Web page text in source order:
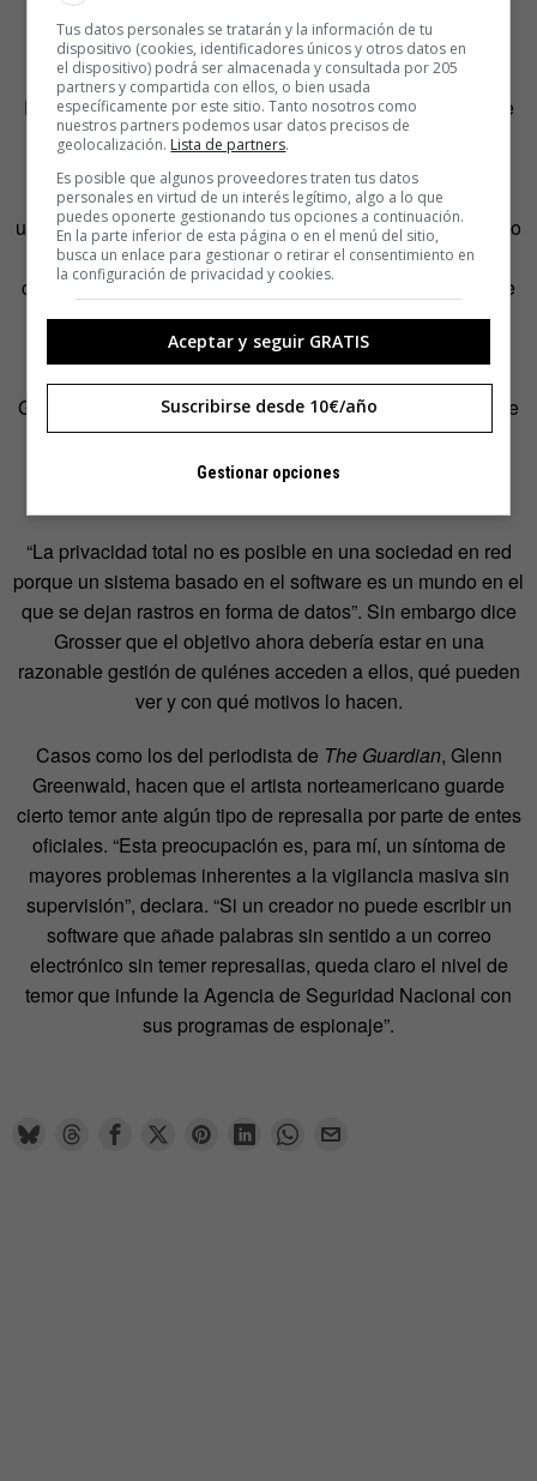
El funcionamiento del software del artista estadounidense
se basa en elprocesamiento de lenguajes naturales
partir de un texto fuente original:
Farenheit 451
Bradbury. La generación del texto trampa comienza con
una identificación de los sustantivos y los verbos en el texto
original y los sustituye por “alternativas atemorizantes
correctamente formateadas y conjugadas”. A partir de este
texto intermedio, ScareMail genera un mensaje final
totalmente diferente del basado en el libro de Bradbury y
que todavía contiene las palabras señuelo para PRISM.
Grosser aclara que, dado que no existe una lista ‘oficial’ de
términos clave, se ha basado en la utilizada por el
Departamento de Seguridad Nacional en su rastreo de
“La privacidad total no es posible en una sociedad en red
porque un sistema basado en el software es un mundo en el
que se dejan rastros en forma de datos”. Sin embargo dice
Grosser que el objetivo ahora debería estar en una
razonable gestión de quiénes acceden a ellos, qué pueden
ver y con qué motivos lo hacen.
Casos como los del periodista de The Guardian, Glenn
Greenwald, hacen que el artista norteamericano guarde
cierto temor ante algún tipo de represalia por parte de entes
oficiales. “Esta preocupación es, para mí, un síntoma de
mayores problemas inherentes a la vigilancia masiva sin
supervisión”, declara. “Si un creador no puede escribir un
software que añade palabras sin sentido a un correo
electrónico sin temer represalias, queda claro el nivel de
temor que infunde la Agencia de Seguridad Nacional con
sus programas de espionaje”.
Tus datos personales se tratarán y la información de tu
dispositivo (cookies, identificadores únicos y otros datos en
el dispositivo) podrá ser almacenada y consultada por 205
partners y compartida con ellos, o bien usada
específicamente por este sitio. Tanto nosotros como
nuestros partners podemos usar datos precisos de
geolocalización. Lista de partners.
Es posible que algunos proveedores traten tus datos
personales en virtud de un interés legítimo, algo a lo que
puedes oponerte gestionando tus opciones a continuación.
En la parte inferior de esta página o en el menú del sitio,
busca un enlace para gestionar o retirar el consentimiento en
la configuración de privacidad y cookies.
Aceptar y seguir GRATIS
Suscribirse desde 10€/año
Gestionar opciones